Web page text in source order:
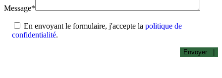
Message*
En envoyant le formulaire, j'accepte la politique de
confidentialité.
Envoyer |